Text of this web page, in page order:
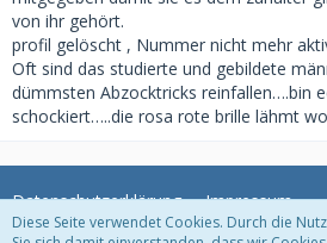
von ihr gehört.
profil gelöscht , Nummer nicht mehr
Oft sind das studierte und gebildete
dümmsten Abzocktricks reinfallen….bin
schockiert…..die rosa rote brille lähmt
Datenschutzerklärung Impressum
Diese Seite verwendet Cookies. Durch die